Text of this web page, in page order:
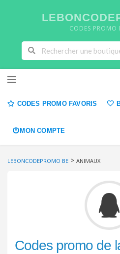
CODES PROMO
CODES PROMO FAVORIS
MON COMPTE
LEBONCODEPROMO BE > ANIMAUX
Codes promo de